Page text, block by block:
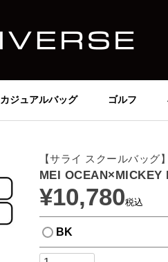
カジュアルバッグ ゴルフ
【サライ スクールバッグ】
MEI OCEAN×MICKEY
¥10,780税込
BK